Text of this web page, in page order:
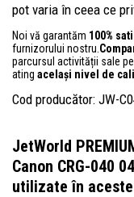
pot varia în ceea ce
Noi vă garantăm 100%
furnizorului nostru.
parcursul activității sale
ating același nivel de
Cod producător: JW-
JetWorld
Canon CRG-040
utilizate în